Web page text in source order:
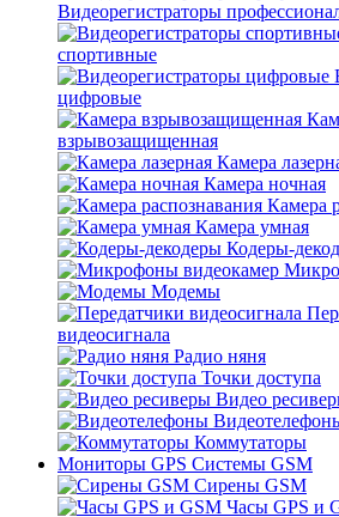
Видеорегистраторы
спортивные
цифровые
взрывозащищенная
Камера
Камера ночная
Камера
Камера умная
Кодеры-
Модемы
видеосигнала
Радио няня
Точки доступа
Видео
Коммутаторы
Мониторы GPS Системы GSM
Сирены GSM
Часы GPS и